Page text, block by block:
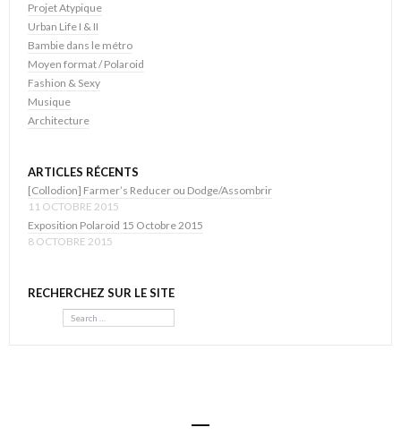
Projet Atypique
Urban Life I & II
Bambie dans le métro
Moyen format / Polaroid
Fashion & Sexy
Musique
Architecture
ARTICLES RÉCENTS
[Collodion] Farmer’s Reducer ou Dodge/Assombrir
11 OCTOBRE 2015
Exposition Polaroid 15 Octobre 2015
8 OCTOBRE 2015
RECHERCHEZ SUR LE SITE
Search